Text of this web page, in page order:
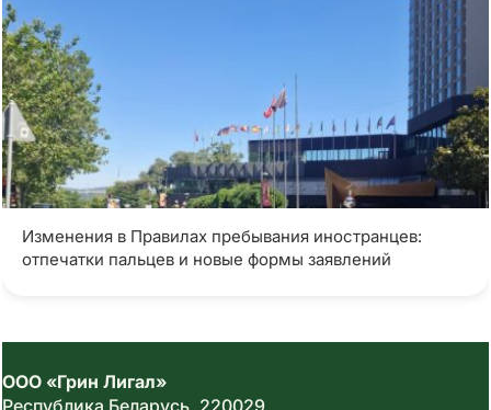
Изменения в Правилах пребывания иностранцев:
отпечатки пальцев и новые формы заявлений
ООО «Грин Лигал»